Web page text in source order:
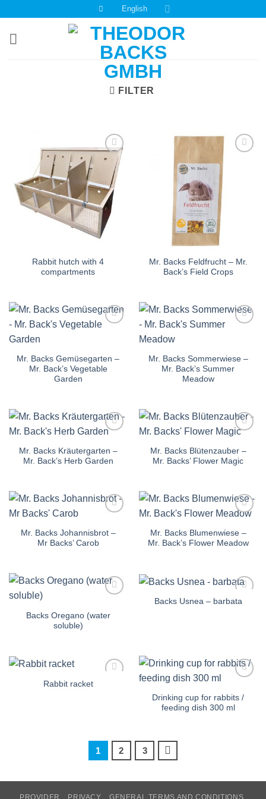
content
English
FILTER
Auf die
Einkaufsliste
Rabbit hutch with 4
compartments
Auf die
Mr. Backs Feldfrucht – Mr.
Back’s Field Crops
Mr. Backs Gemüsegarten –
Mr. Back’s Vegetable
Garden
Mr. Backs Sommerwiese –
Mr. Back’s Summer
Meadow
Einkaufsliste
Mr. Backs Kräutergarten –
Mr. Back’s Herb Garden
Einkaufsliste
Mr. Backs Blütenzauber –
Mr. Backs’ Flower Magic
Einkaufsliste
Mr. Backs Johannisbrot –
Mr Backs’ Carob
Einkaufsliste
Mr. Backs Blumenwiese –
Mr. Back’s Flower Meadow
Einkaufsliste
Backs Oregano (water
soluble)
Auf die
Backs Usnea – barbata
Auf die
Rabbit racket
Einkaufsliste
Drinking cup for rabbits /
feeding dish 300 ml
1 2 3